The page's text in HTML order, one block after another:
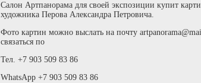
Салон Артпанорама для своей экспозиции купит
художника Перова Александра Петровича.
Фото картин можно выслать на почту
связаться по
Тел. +7 903 509 83 86
WhatsApp +7 903 509 83 86